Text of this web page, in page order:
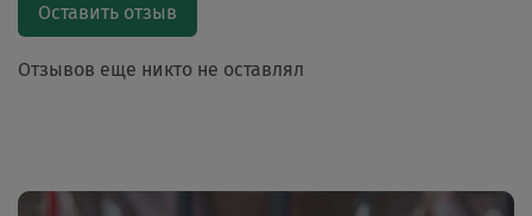
Отзывов еще никто не оставлял
Оставить отзыв